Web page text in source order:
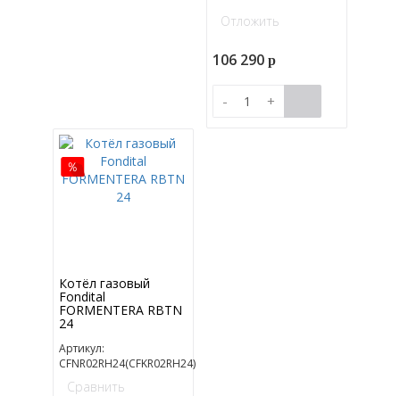
Отложить
106 290p
- +
Котёл газовый
Fondital
FORMENTERA RBTN
24
Артикул:
CFNR02RH24(CFKR02RH24)
Сравнить